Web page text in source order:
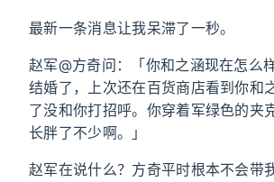
最新一条消息让我呆滞了一秒。
赵军@方奇问：「你和之涵现在怎么
结婚了，上次还在百货商店看到你和
了没和你打招呼。你穿着军绿色的夹
长胖了不少啊。」
赵军在说什么？方奇平时根本不会带